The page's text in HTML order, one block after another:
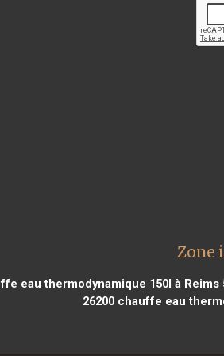
Zone
eau thermodynamique 150l à Reims
26200 chauffe eau